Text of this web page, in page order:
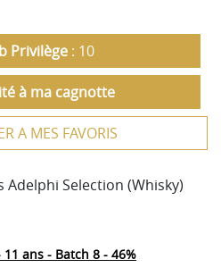
Privilège: 10
à ma cagnotte
A MES FAVORIS
Selection (Whisky)
ans - Batch 8 - 46%